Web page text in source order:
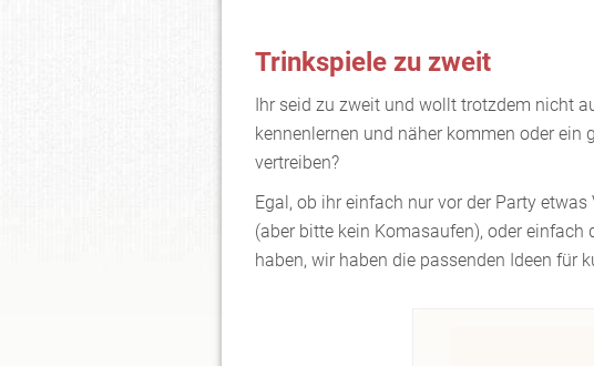
Trinkspiele zu zweit
Ihr seid zu zweit und wollt trotzdem nicht
kennenlernen und näher kommen oder
vertreiben?
Egal, ob ihr einfach nur vor der Party
(aber bitte kein Komasaufen), oder
haben, wir haben die passenden Ideen für